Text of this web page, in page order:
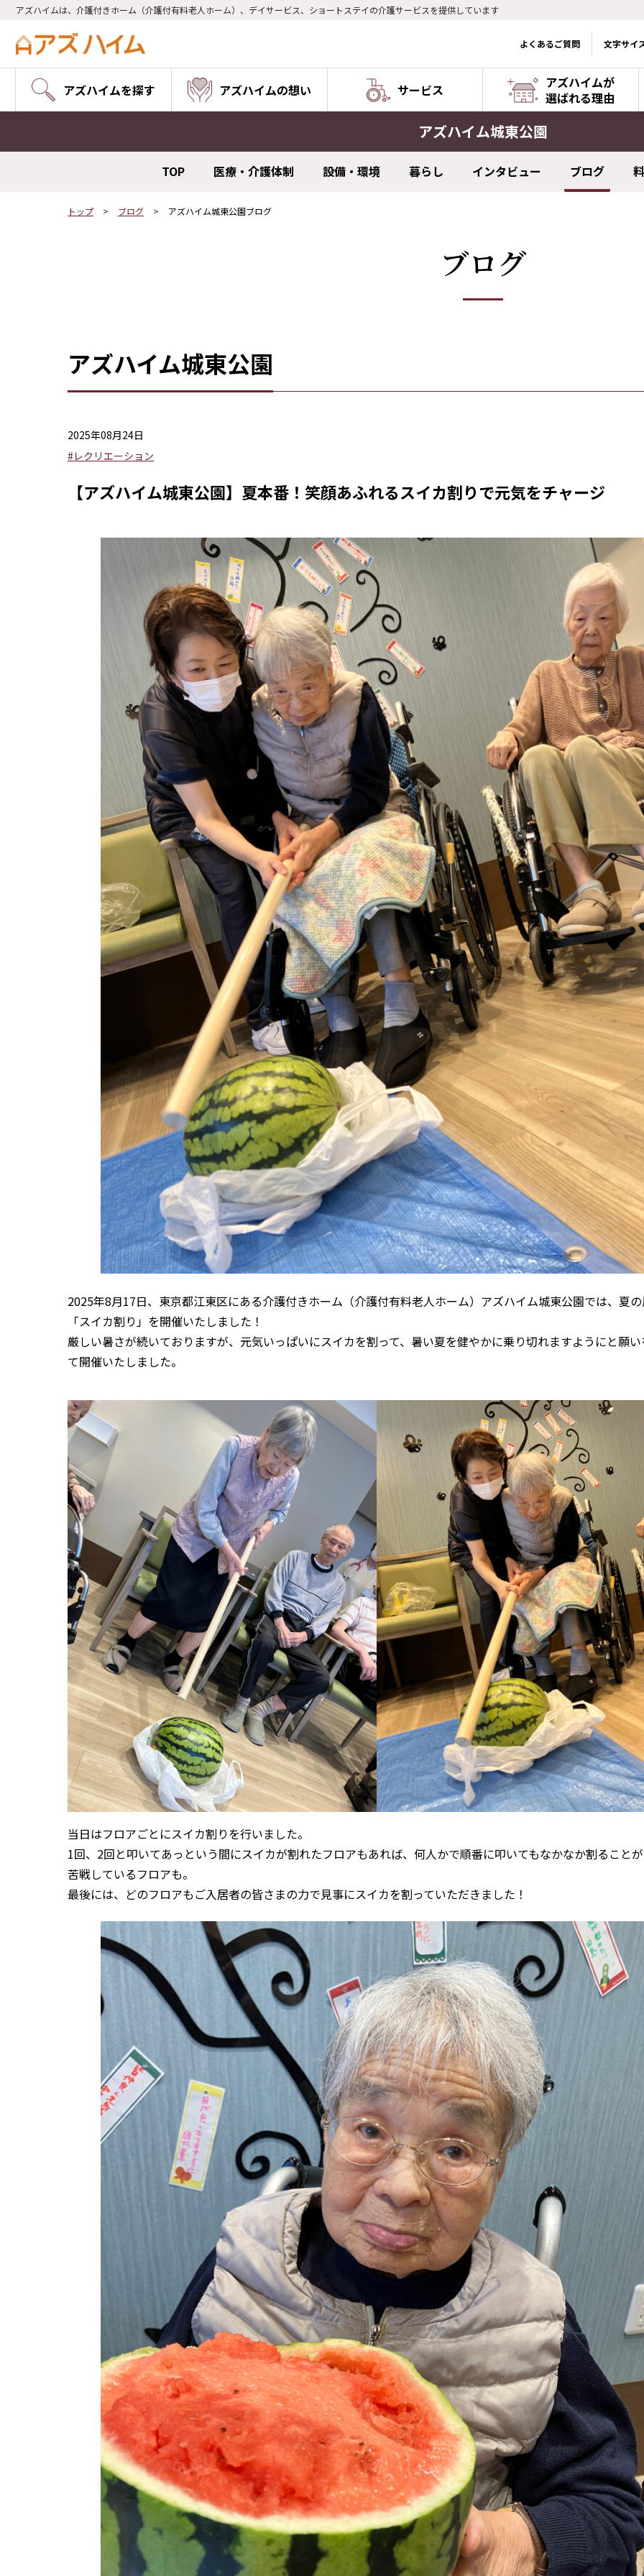
アズハイムは、介護付きホーム（介護付有料老人ホーム）、デイサービス、ショートステイの介護サービスを提供しています
よくあるご質問 文字サイ
アズハイムを探す アズハイムの想い サービス
アズハイムが
選ばれる理由
アズハイム城東公園
TOP 医療・介護体制 設備・環境 暮らし インタビュー ブログ
トップ ブログ アズハイム城東公園ブログ
ブログ
アズハイム城東公園
2025年08月24日
#レクリエーション
【アズハイム城東公園】夏本番！笑顔あふれるスイカ割りで元気をチャージ
2025年8月17日、東京都江東区にある介護付きホーム（介護付有料老人ホーム）アズハイム城東公園では、夏
「スイカ割り」を開催いたしました！
厳しい暑さが続いておりますが、元気いっぱいにスイカを割って、暑い夏を健やかに乗り切れますようにと願
て開催いたしました。
当日はフロアごとにスイカ割りを行いました。
1回、2回と叩いてあっという間にスイカが割れたフロアもあれば、何人かで順番に叩いてもなかなか割ること
苦戦しているフロアも。
最後には、どのフロアもご入居者の皆さまの力で見事にスイカを割っていただきました！